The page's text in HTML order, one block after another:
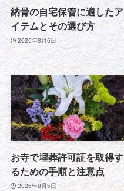
納骨の自宅保管に適したア
イテムとその選び方
2026年8月6日
お寺で埋葬許可証を取得す
るための手順と注意点
2026年8月5日